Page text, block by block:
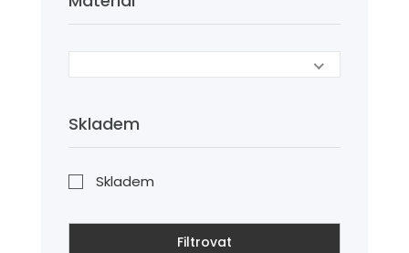
Skladem
Skladem
Filtrovat